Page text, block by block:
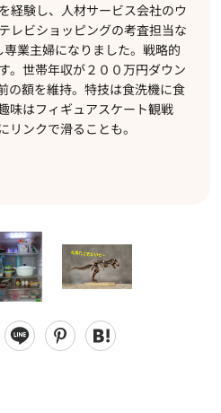
経験し、人材サービス会社のウ
レビショッピングの考査担当な
業主婦になりました。戦略的
。世帯年収が２００万円ダウン
の額を維持。特技は食洗機に食
味はフィギュアスケート観戦
リンクで滑ることも。